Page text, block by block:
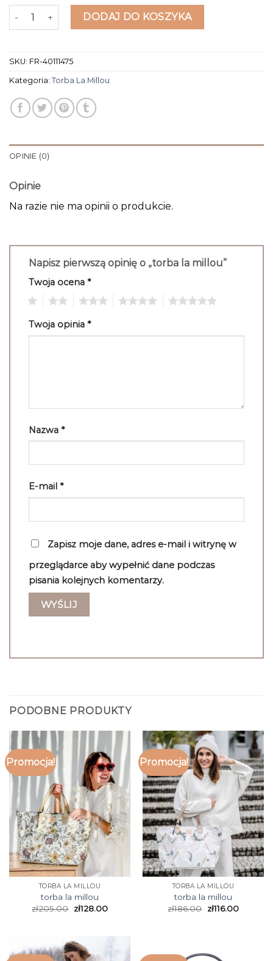
ilość torba la millouDODAJ DO KOSZYKA
SKU: FR-40111475
Kategoria: Torba La Millou
OPINIE (0)
Opinie
Na razie nie ma opinii o produkcie.
Napisz pierwszą opinię o „torba la millou”
Twoja ocena *
Twoja opinia *
Nazwa *
E-mail *
Zapisz moje dane, adres e-mail i witrynę w
przeglądarce aby wypełnić dane podczas
pisania kolejnych komentarzy.
PODOBNE PRODUKTY
Promocja!
TORBA LA MILLOU
torba la millou
zł205.00 zł128.00
Promocja!
TORBA LA MILLOU
torba la millou
zł186.00 zł116.00